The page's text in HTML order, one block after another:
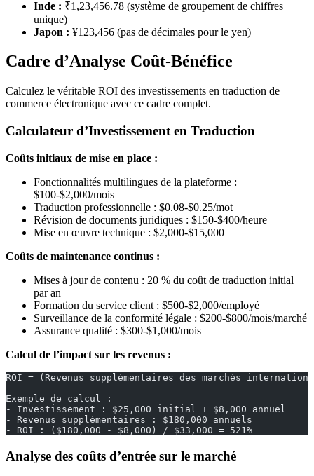
Inde : ₹1,23,456.78 (système de groupement de chiffres
unique)
Japon : ¥123,456 (pas de décimales pour le yen)
Cadre d’Analyse Coût-Bénéfice
Calculez le véritable ROI des investissements en traduction de
commerce électronique avec ce cadre complet.
Calculateur d’Investissement en Traduction
Coûts initiaux de mise en place :
Fonctionnalités multilingues de la plateforme :
$100-$2,000/mois
Traduction professionnelle : $0.08-$0.25/mot
Révision de documents juridiques : $150-$400/heure
Mise en œuvre technique : $2,000-$15,000
Coûts de maintenance continus :
Mises à jour de contenu : 20 % du coût de traduction initial
par an
Formation du service client : $500-$2,000/employé
Surveillance de la conformité légale : $200-$800/mois/marché
Assurance qualité : $300-$1,000/mois
Calcul de l’impact sur les revenus :
ROI = (Revenus supplémentaires des marchés
Exemple de calcul :
- Investissement : $25,000 initial + $8,000 annuel
- Revenus supplémentaires : $180,000 annuels
- ROI : ($180,000 - $8,000) / $33,000 = 521%
Analyse des coûts d’entrée sur le marché